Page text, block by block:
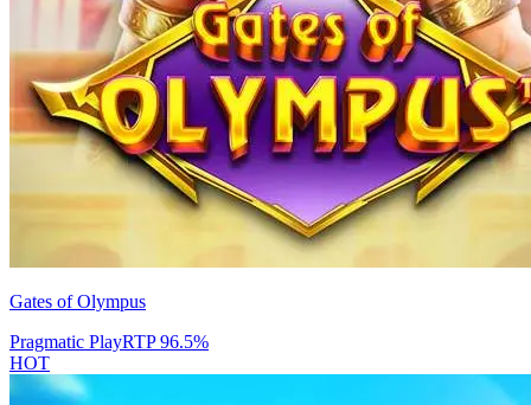
Gates of Olympus
Pragmatic PlayRTP96.5%
HOT